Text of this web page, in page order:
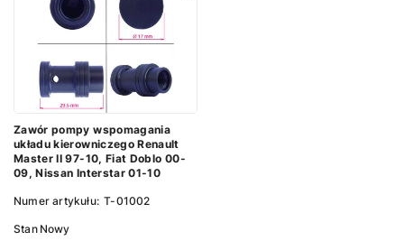
Zawór pompy wspomagania
układu kierowniczego Renault
Master II 97-10, Fiat Doblo 00-
09, Nissan Interstar 01-10
Numer artykułu: T-01002
Stan Nowy